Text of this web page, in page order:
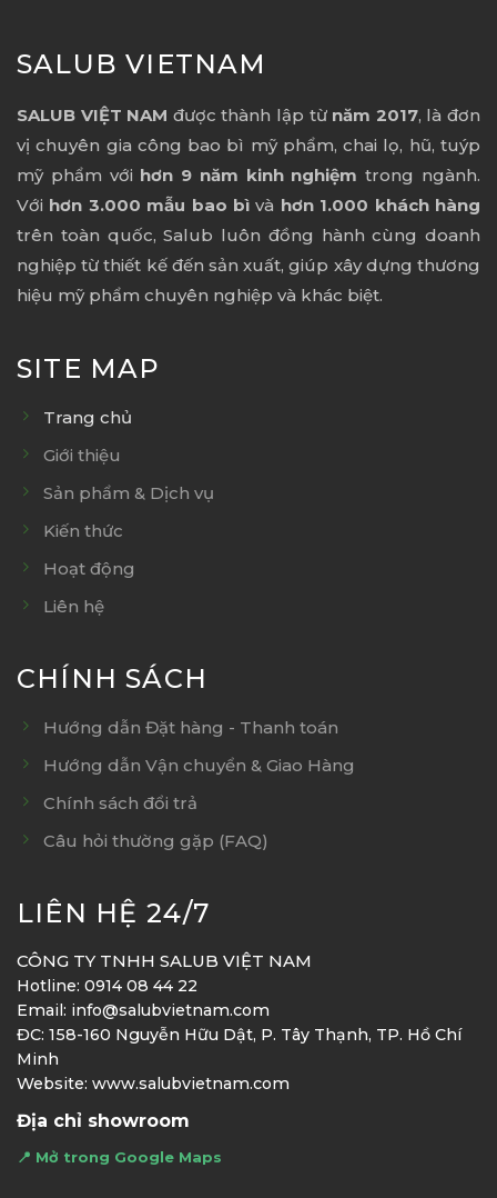
SALUB VIETNAM
SALUB VIỆT NAM được thành lập từ năm 2017, là đơn
vị chuyên gia công bao bì mỹ phẩm, chai lọ, hũ, tuýp
mỹ phẩm với hơn 9 năm kinh nghiệm trong ngành.
Với hơn 3.000 mẫu bao bì và hơn 1.000 khách hàng
trên toàn quốc, Salub luôn đồng hành cùng doanh
nghiệp từ thiết kế đến sản xuất, giúp xây dựng thương
hiệu mỹ phẩm chuyên nghiệp và khác biệt.
SITE MAP
Trang chủ
Giới thiệu
Sản phẩm & Dịch vụ
Kiến thức
Hoạt động
Liên hệ
CHÍNH SÁCH
Hướng dẫn Đặt hàng - Thanh toán
Hướng dẫn Vận chuyển & Giao Hàng
Chính sách đổi trả
Câu hỏi thường gặp (FAQ)
LIÊN HỆ 24/7
CÔNG TY TNHH SALUB VIỆT NAM
Hotline: 0914 08 44 22
Email: info@salubvietnam.com
ĐC: 158-160 Nguyễn Hữu Dật, P. Tây Thạnh, TP. Hồ Chí
Minh
Website: www.salubvietnam.com
Địa chỉ showroom
📍 Mở trong Google Maps